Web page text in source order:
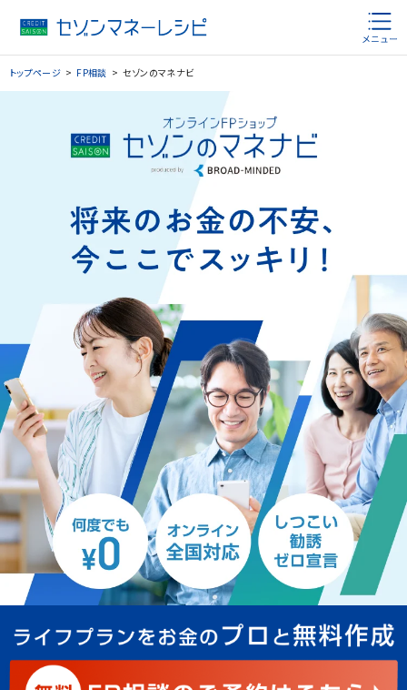
トップページ FP相談 セゾンのマネナビ